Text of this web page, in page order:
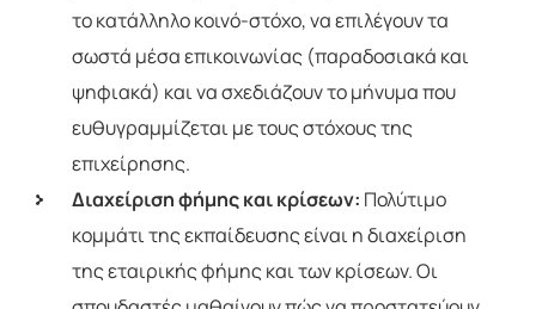
το κατάλληλο κοινό-στόχο, να επιλέγουν τα
σωστά μέσα επικοινωνίας (παραδοσιακά και
ψηφιακά) και να σχεδιάζουν το μήνυμα που
ευθυγραμμίζεται με τους στόχους της
επιχείρησης.
Διαχείριση φήμης και κρίσεων: Πολύτιμο
κομμάτι της εκπαίδευσης είναι η διαχείριση
της εταιρικής φήμης και των κρίσεων. Οι